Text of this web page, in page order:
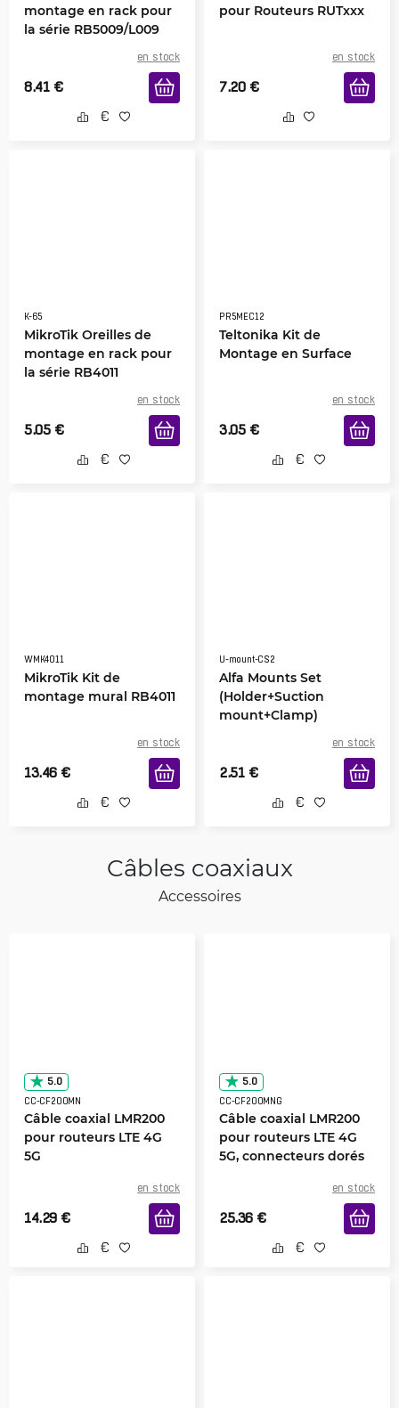
montage en rack pour
la série RB5009/L009
en stock
8.41 €
pour Routeurs RUTxxx
en stock
7.20 €
K-65
MikroTik Oreilles de
montage en rack pour
la série RB4011
en stock
5.05 €
PR5MEC12
Teltonika Kit de
Montage en Surface
en stock
3.05 €
WMK4011
MikroTik Kit de
montage mural RB4011
en stock
13.46 €
U-mount-CS2
Alfa Mounts Set
(Holder+Suction
mount+Clamp)
en stock
2.51 €
Câbles coaxiaux
Accessoires
5.0
CC-CF200MN
Câble coaxial LMR200
pour routeurs LTE 4G
5G
en stock
14.29 €
5.0
CC-CF200MNG
Câble coaxial LMR200
pour routeurs LTE 4G
5G, connecteurs dorés
en stock
25.36 €